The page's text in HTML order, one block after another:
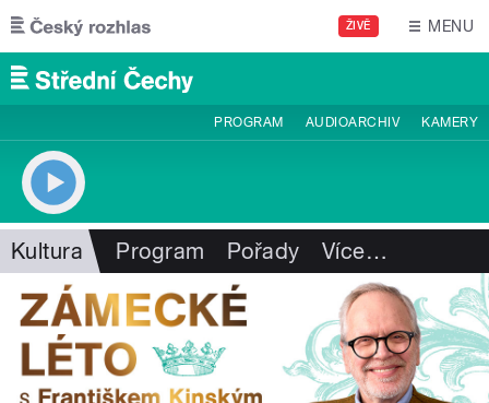
Přejít k hlavnímu obsahu
ŽIVĚ MENU
PROGRAM AUDIOARCHIV KAMERY
Kultura Program Pořady Více…